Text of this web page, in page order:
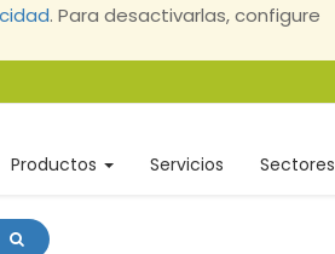
. Para desactivarlas, configure
Productos Servicios Sectores